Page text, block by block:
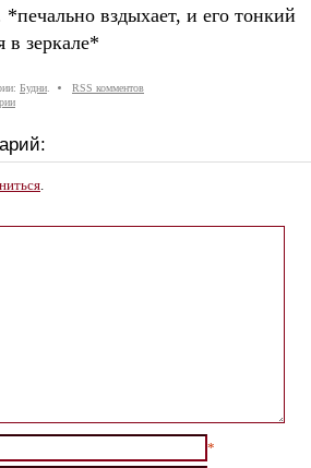
вздыхает, и его тонкий
в зеркале*
Будни
RSS комментов
*